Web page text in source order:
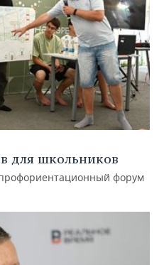
для школьников
форум